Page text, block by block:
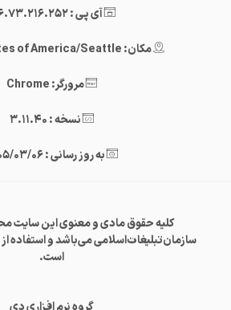
آی پی : 216.73.216.252
مکان: United States of America/Seattle
مرورگر: Chrome
نسخه : 3.11.40
به روز رسانی : 1405/03/06
کلیه حقوق مادی و معنوی این سایت
سازمان‌تبلیغات‌اسلامی می‌باشد و استفاده از
است.